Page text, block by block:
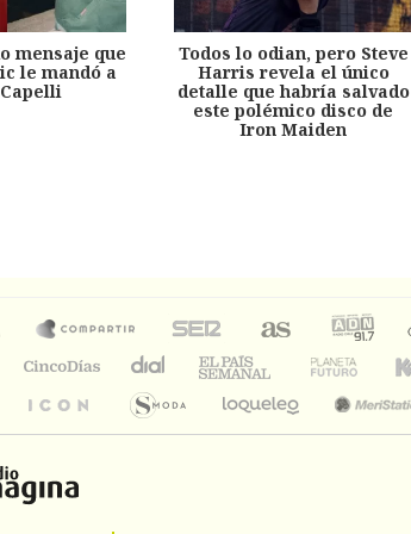
mensaje que
le mandó a
Todos lo odian, pero Steve
Harris revela el único
detalle que habría salvado
este polémico disco de
Iron Maiden